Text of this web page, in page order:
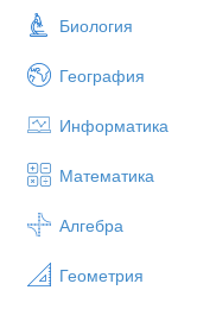
Биология
География
Информатика
Математика
Алгебра
Геометрия